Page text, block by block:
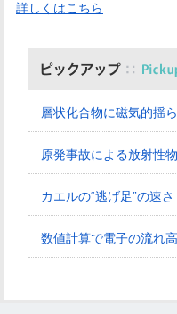
詳しくはこちら
層状化合物に磁気的揺
原発事故による放射性
カエルの“逃げ足”の速さ
数値計算で電子の流れ